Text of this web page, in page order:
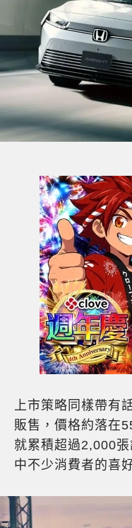
上市策略同樣帶有
販售，價格約落在
就累積超過2,000
中不少消費者的喜